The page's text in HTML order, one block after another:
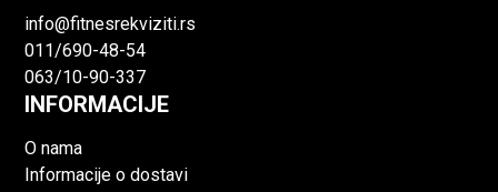
info@fitnesrekviziti.rs
011/690-48-54
063/10-90-337
INFORMACIJE
O nama
Informacije o dostavi